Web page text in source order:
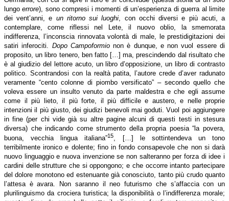
lungoerrore), sono compresi i momenti di un’esperienza di guerra al limite
dei vent’anni, e un ritorno sui luoghi, con occhi diversi e più acuti, a
contemplare, come riflessi nel Lete, il nuovo oblio, la smemorata
indifferenza, l’inconscia rinnovata volontà di male, le prestidigitazioni dei
satiri inferociti. Dopo Campoformionon è dunque, e non vuol essere di
proposito, un libro tenero, ben fatto […] ma, prescindendo dal risultato che
è al giudizio del lettore acuto, un libro d’opposizione, un libro di contrasto
politico. Scontrandosi con la realtà patita, l’autore crede d’aver radunato
veramente “cento colonne di piombo versificato” – secondo quello che
voleva essere un insulto venuto da parte maldestra e che egli assume
come il più lieto, il più forte, il più difficile e austero, e nelle proprie
intenzioni il più giusto, dei giudizi benevoli mai goduti. Vuol poi aggiungere
in fine (per chi vide già su altre pagine alcuni di questi testi in stesura
diversa) che indicando come strumento della propria poesia “la povera,
buona, vecchia lingua italiana”15, […] le sottintendeva un tono
terribilmente ironico e dolente; fino in fondo consapevole che non si darà
nuovo linguaggio e nuova invenzione se non salteranno per forza di idee i
cardini delle strutture che si oppongono; e che occorre intanto partecipare
del dolore monotono ed estenuante già conosciuto, tanto più crudo quanto
l’attesa è avara. Non saranno il neo futurismo che s’affaccia con un
plurilinguismo da crociera turistica; la disponibilità o l’indifferenza morale;